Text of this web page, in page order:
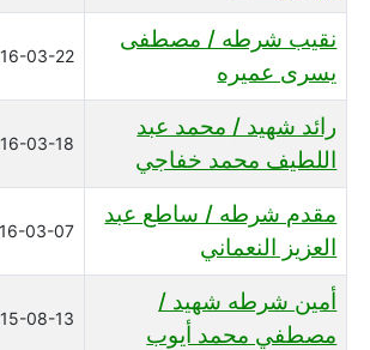
نقيب شرطه / مصطفى
يسرى عميره
03-22
رائد شهيد / محمد عبد
اللطيف محمد خفاجي
03-18
مقدم شرطه / ساطع عبد
العزيز النعماني
03-07
أمين شرطه شهيد /
مصطفي محمد أيوب
08-13